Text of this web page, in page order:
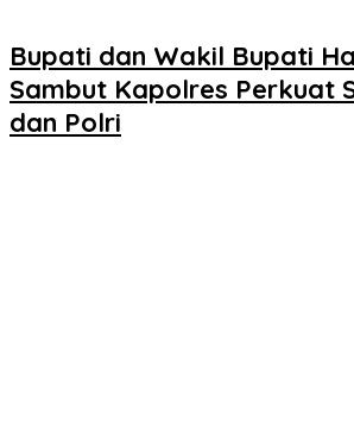
Bupati dan Wakil Bupati
Sambut Kapolres Perkuat
dan Polri